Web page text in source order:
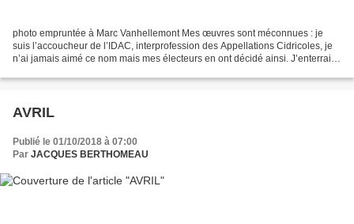
photo empruntée à Marc Vanhellemont Mes œuvres sont méconnues : je
suis l’accoucheur de l’IDAC, interprofession des Appellations Cidricoles, je
n’ai jamais aimé ce nom mais mes électeurs en ont décidé ainsi. J’enterrais
AVRIL
Publié le 01/10/2018 à 07:00
Par JACQUES BERTHOMEAU